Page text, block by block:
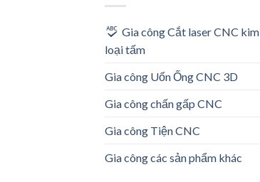
Gia công Cắt laser CNC kim
loại tấm
Gia công Uốn Ống CNC 3D
Gia công chấn gấp CNC
Gia công Tiện CNC
Gia công các sản phẩm khác